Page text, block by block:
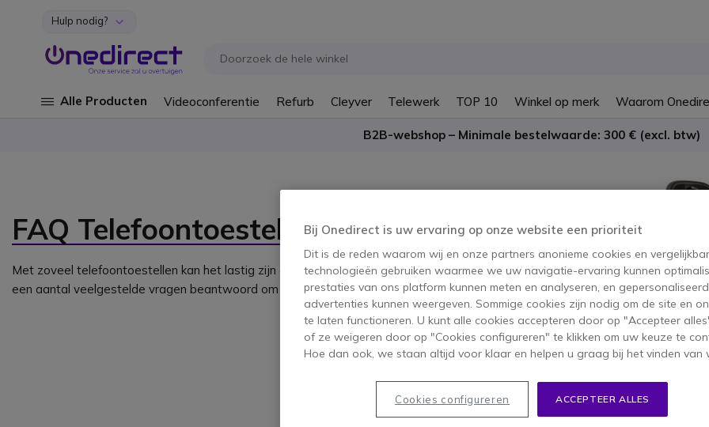
Ga naar de inhoud
Hulp nodig?
Alle Producten Videoconferentie Refurb Cleyver Telewerk TOP 10 Winkel op merk Waarom
B2B-webshop – Minimale bestelwaarde: 300 € (excl. btw)
FAQ Telefoontoestellen
Met zoveel telefoontoestellen kan het lastig zijn een keuze te maken. Daarom, hebben wij
een aantal veelgestelde vragen beantwoord om het proces gemakkelijker te maken voor u.
Bij Onedirect is uw ervaring op onze website een prioriteit
Dit is de reden waarom wij en onze partners anonieme cookies en
technologieën gebruiken waarmee we uw navigatie-ervaring kunnen
prestaties van ons platform kunnen meten en analyseren, en
advertenties kunnen weergeven. Sommige cookies zijn nodig om de site en
te laten functioneren. U kunt alle cookies accepteren door op "Accepteer
of ze weigeren door op "Cookies configureren" te klikken om uw keuze te
Hoe dan ook, we staan altijd voor klaar en helpen u graag bij het vinden van
ACCEPTEER ALLES
Cookies configureren